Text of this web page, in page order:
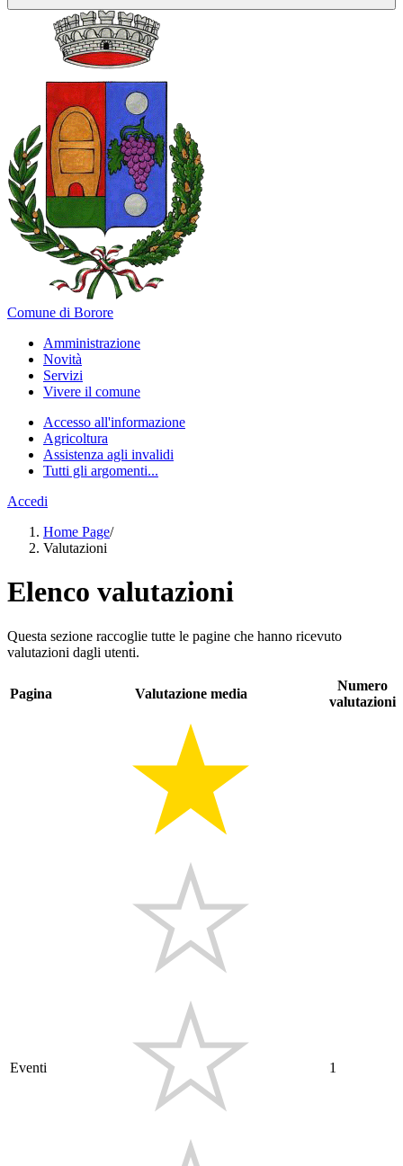
Comune di Borore
Amministrazione
Novità
Servizi
Vivere il comune
Accesso all'informazione
Agricoltura
Assistenza agli invalidi
Tutti gli argomenti...
Accedi
Home Page/
Valutazioni
Elenco valutazioni
Questa sezione raccoglie tutte le pagine che hanno ricevuto
valutazioni dagli utenti.
Pagina Valutazione media
Numero
valutazioni
Eventi 1